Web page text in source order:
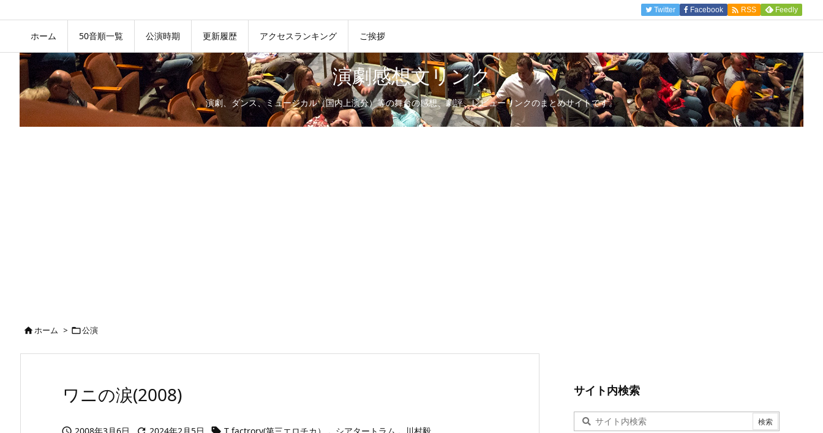
ホーム 50音順一覧 公演時期 更新履歴 アクセスランキング ご挨拶
Twitter Facebook  RSS Feedly
演劇感想文リンク
演劇、ダンス、ミュージカル（国内上演分）等の舞台の感想、劇評、レビューリンクのまとめサイトです。
ホーム > 公演
ワニの涙(2008) サイト内検索